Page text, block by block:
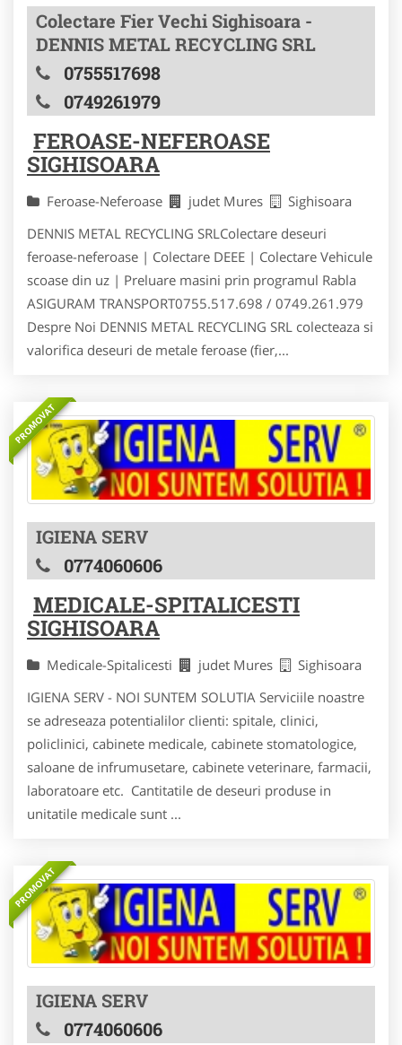
Colectare Fier Vechi Sighisoara -
DENNIS METAL RECYCLING SRL
0755517698
0749261979
FEROASE-NEFEROASE
SIGHISOARA
Feroase-Neferoase judet Mures
Sighisoara
DENNIS METAL RECYCLING SRLColectare deseuri
feroase-neferoase | Colectare DEEE | Colectare Vehicule
scoase din uz | Preluare masini prin programul Rabla
ASIGURAM TRANSPORT0755.517.698 / 0749.261.979
Despre Noi DENNIS METAL RECYCLING SRL colecteaza si
valorifica deseuri de metale feroase (fier,...
PROMOVAT
IGIENA SERV
0774060606
MEDICALE-SPITALICESTI
SIGHISOARA
Medicale-Spitalicesti judet Mures
Sighisoara
IGIENA SERV - NOI SUNTEM SOLUTIA Serviciile noastre
se adreseaza potentialilor clienti: spitale, clinici,
policlinici, cabinete medicale, cabinete stomatologice,
saloane de infrumusetare, cabinete veterinare, farmacii,
laboratoare etc. Cantitatile de deseuri produse in
unitatile medicale sunt ...
PROMOVAT
IGIENA SERV
0774060606